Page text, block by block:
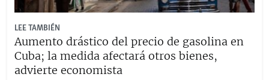
LEE TAMBIÉN
Aumento drástico del precio de gasolina en
Cuba; la medida afectará otros bienes,
advierte economista